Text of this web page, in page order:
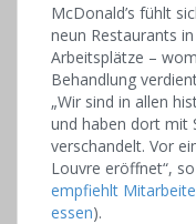
McDonald’s fühlt
neun Restaurants
Arbeitsplätze –
Behandlung
„Wir sind in allen
und haben dort mit
verschandelt. Vor
Louvre eröffnet“,
empfiehlt
essen).